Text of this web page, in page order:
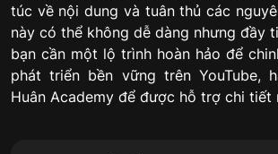
túc về nội dung và tuân thủ các
này có thể không dễ dàng nhưng đầy
bạn cần một lộ trình hoàn hảo để
phát triển bền vững trên YouTube,
Huân Academy để được hỗ trợ chi tiết